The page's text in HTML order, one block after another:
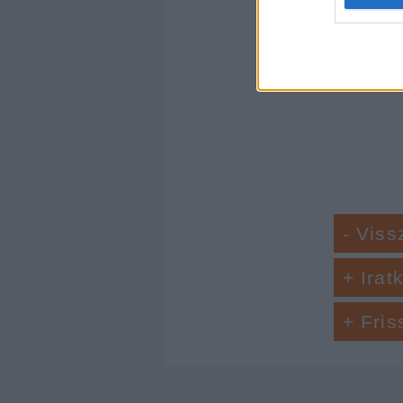
web or
I want
Címkék:
-
+
+